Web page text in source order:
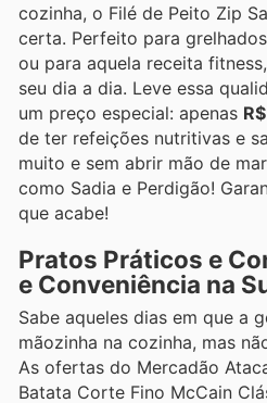
cozinha, o Filé de Peito Zip
certa. Perfeito para
ou para aquela receita
seu dia a dia. Leve essa
um preço especial: apenas
de ter refeições nutritivas e
muito e sem abrir mão de
como Sadia e Perdigão!
que acabe!
Pratos Práticos e
e Conveniência na
Sabe aqueles dias em que a
mãozinha na cozinha, mas
As ofertas do Mercadão
Batata Corte Fino McCain